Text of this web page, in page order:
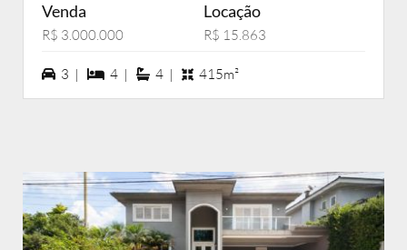
Venda
R$ 3.000.000
Locação
R$ 15.863
3 vagas na garagem
3 | 4 dormiórios
4 | 4 suítes
4 | 415m²